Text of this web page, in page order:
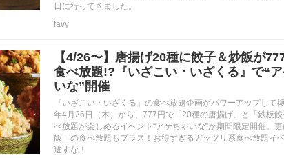
日に行ってきました。
favy
【4/26〜】唐揚げ20種に餃子＆炒飯が
食べ放題!?『いざこい・いざくる』で“
いな”開催
『いざこい・いざくる』の食べ放題企画がパワーアップして
年4月26日（木）から、777円で「20種の唐揚げ」と「鉄板餃
べ放題が楽しめるイベント“アゲちゃいな”が期間限定開催。
飯」の食べ放題もプラス！お得すぎるガッツリ系食べ放題イ
逃すな！